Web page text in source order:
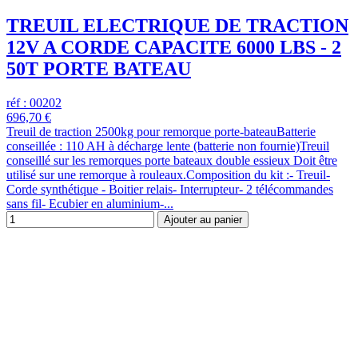
TREUIL ELECTRIQUE DE TRACTION
12V A CORDE CAPACITE 6000 LBS - 2
50T PORTE BATEAU
réf : 00202
696,70 €
Treuil de traction 2500kg pour remorque porte-bateauBatterie
conseillée : 110 AH à décharge lente (batterie non fournie)Treuil
conseillé sur les remorques porte bateaux double essieux Doit être
utilisé sur une remorque à rouleaux.Composition du kit :- Treuil-
Corde synthétique - Boitier relais- Interrupteur- 2 télécommandes
sans fil- Ecubier en aluminium-...
Ajouter au panier